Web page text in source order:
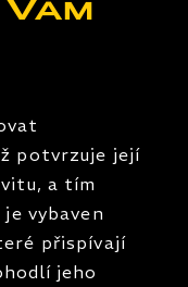
potvrzuje její
a tím
vybaven
přispívají
jeho